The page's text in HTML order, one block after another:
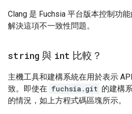
Clang 是 Fuchsia 平台版本控制功
解決這項不一致性問題。
string 與 int 比較？
主機工具和建構系統在用於表示
致。即使在 fuchsia.git 的建構
的情況，如上方程式碼區塊所示。